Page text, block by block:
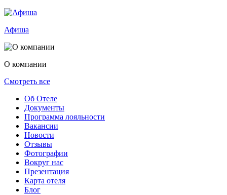
Афиша
О компании
Смотреть все
Об Отеле
Документы
Программа лояльности
Вакансии
Новости
Отзывы
Фотографии
Вокруг нас
Презентация
Карта отеля
Блог